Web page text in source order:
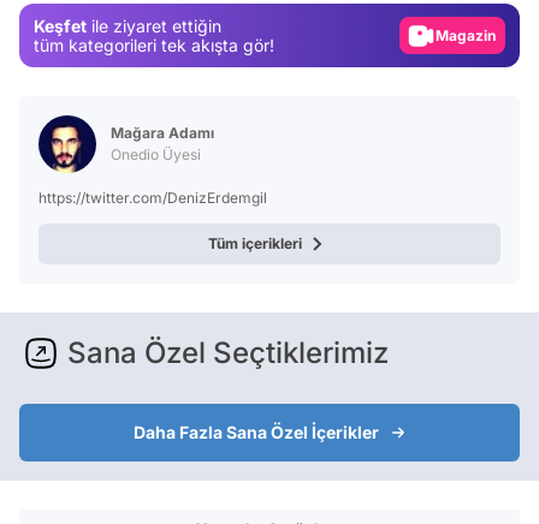
Keşfet ile ziyaret ettiğin
tüm kategorileri tek akışta gör!
Magazin
Mağara Adamı
Onedio Üyesi
https://twitter.com/DenizErdemgil
Tüm içerikleri
Sana Özel Seçtiklerimiz
Daha Fazla Sana Özel İçerikler